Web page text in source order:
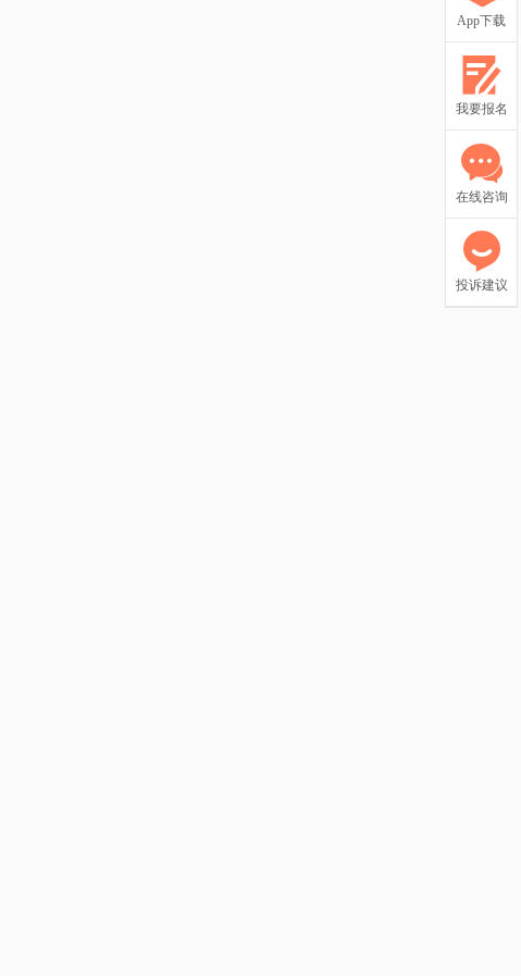
App下载
我要报名
在线咨询
投诉建议